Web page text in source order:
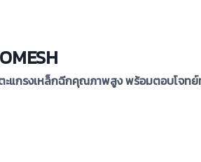
ะแกรงเหล็กฉีกคุณภาพสูง พร้อมตอบโจท